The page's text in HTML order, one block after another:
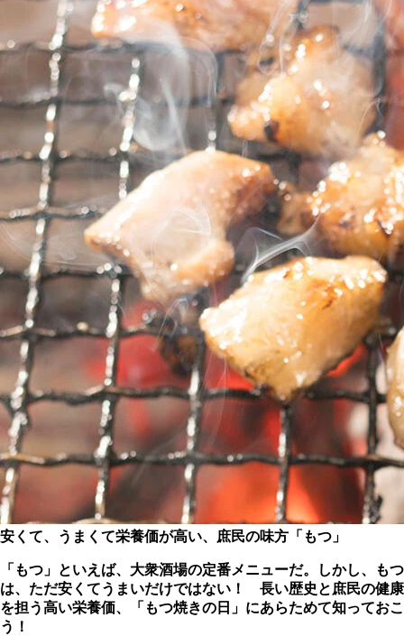
安くて、うまくて栄養価が高い、庶民の味方「もつ」
「もつ」といえば、大衆酒場の定番メニューだ。しかし、もつ
は、ただ安くてうまいだけではない！ 長い歴史と庶民の健康
を担う高い栄養価、「もつ焼きの日」にあらためて知っておこ
う！